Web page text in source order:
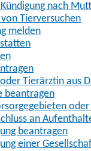
nach
Tierversuchen
melden
Tierärztin aus
beantragen
an
beantragen
einer